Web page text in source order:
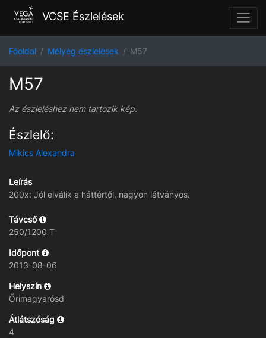
VCSE Észlelések
Főoldal Mélyég észlelések M57
M57
Az észleléshez nem tartozik kép.
Észlelő:
Mikics Alexandra
Leírás
200x: Jól elválik a háttértől, nagyon látványos.
Távcső
250/1200 T
Időpont
2013-08-06
Helyszín
Őrimagyarósd
Átlátszóság
4